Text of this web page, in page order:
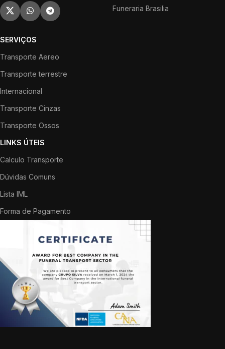
Funeraria Brasilia
SERVIÇOS
Transporte Aereo
Transporte terrestre
Internacional
Transporte Cinzas
Transporte Ossos
LINKS ÚTEIS
Calculo Transporte
Dúvidas Comuns
Lista IML
Forma de Pagamento